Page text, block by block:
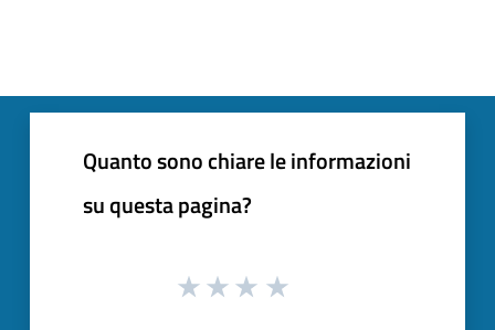
Quanto sono chiare le informazioni
su questa pagina?